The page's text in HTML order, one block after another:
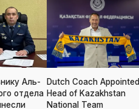
Аль-
отдела
Dutch Coach Appointed
Head of Kazakhstan
National Team